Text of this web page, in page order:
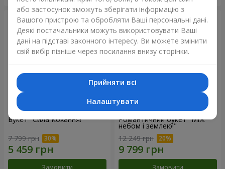
Букет "Сила Кохання!"
7 799 грн
Романтичний букет "Між
небом і землею!"
12 249 грн
або застосунок зможуть зберігати інформацію з
Вашого пристрою та обробляти Ваші персональні дані.
Деякі постачальники можуть використовувати Ваші
дані на підставі законного інтересу. Ви можете змінити
свій вибір пізніше через посилання внизу сторінки.
Прийняти всі
Налаштувати